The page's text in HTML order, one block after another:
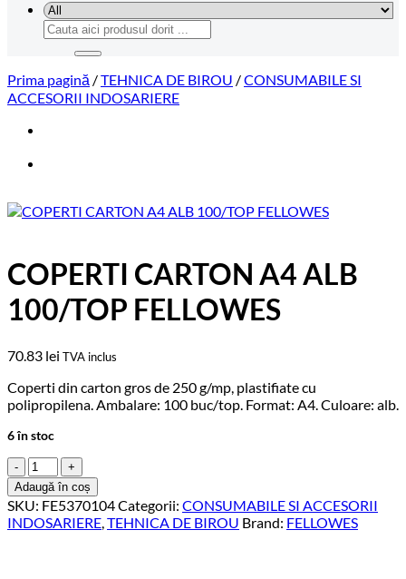
Caută
după:
Prima pagină /TEHNICA DE BIROU /CONSUMABILE SI
ACCESORII INDOSARIERE
COPERTI CARTON A4 ALB
100/TOP FELLOWES
70.83 lei TVA inclus
Coperti din carton gros de 250 g/mp, plastifiate cu
polipropilena. Ambalare: 100 buc/top. Format: A4. Culoare: alb.
6 în stoc
Cantitate
COPERTI
CARTON
A4
ALB
Adaugă în coș
SKU: FE5370104Categorii: CONSUMABILE SI ACCESORII
INDOSARIERE,TEHNICA DE BIROU Brand: FELLOWES